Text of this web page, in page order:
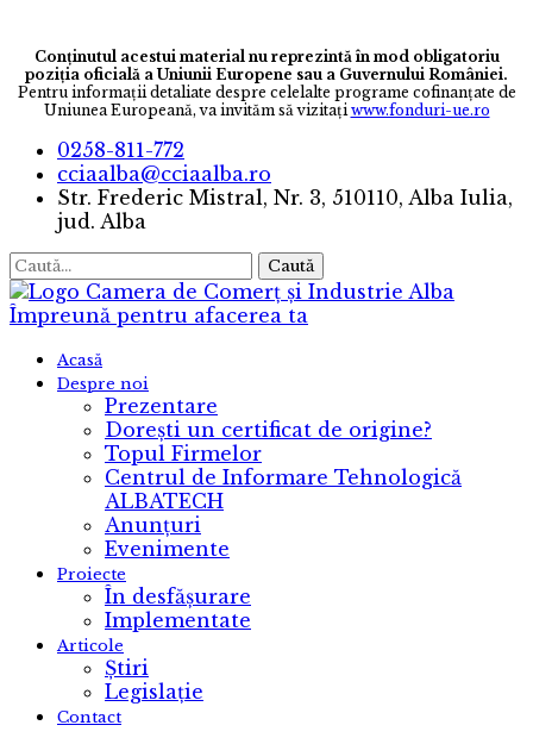
Conținutul acestui material nu reprezintă în mod obligatoriu
poziția oficială a Uniunii Europene sau a Guvernului României.
Pentru informaţii detaliate despre celelalte programe cofinanţate de
Uniunea Europeană, va invităm să vizitaţiwww.fonduri-ue.ro
0258-811-772
cciaalba@cciaalba.ro
Str. Frederic Mistral, Nr. 3, 510110, Alba Iulia,
jud. Alba
Caută
Camera de Comerț și Industrie Alba
Împreună pentru afacerea ta
Acasă
Despre noi
Prezentare
Dorești un certificat de origine?
Topul Firmelor
Centrul de Informare Tehnologică
ALBATECH
Anunțuri
Evenimente
Proiecte
În desfășurare
Implementate
Articole
Știri
Legislație
Contact